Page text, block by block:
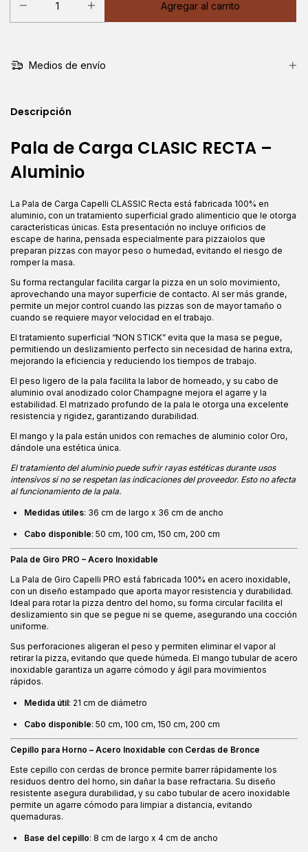
Medios de envío
Descripción
Pala de Carga CLASIC RECTA –
Aluminio
La Pala de Carga Capelli CLASSIC Recta está fabricada 100% en
aluminio, con un tratamiento superficial grado alimenticio que le otorga
características únicas. Esta presentación no incluye orificios de
escape de harina, pensada especialmente para pizzaiolos que
preparan pizzas con mayor peso o humedad, evitando el riesgo de
romper la masa.
Su forma rectangular facilita cargar la pizza en un solo movimiento,
aprovechando una mayor superficie de contacto. Al ser más grande,
permite un mejor control cuando las pizzas son de mayor tamaño o
cuando se requiere mayor velocidad en el trabajo.
El tratamiento superficial “NON STICK” evita que la masa se pegue,
permitiendo un deslizamiento perfecto sin necesidad de harina extra,
mejorando la eficiencia y reduciendo los tiempos de trabajo.
El peso ligero de la pala facilita la labor de horneado, y su cabo de
aluminio oval anodizado color Champagne mejora el agarre y la
estabilidad. El matrizado profundo de la pala le otorga una excelente
resistencia y rigidez, garantizando durabilidad.
El mango y la pala están unidos con remaches de aluminio color Oro,
dándole una estética única.
El tratamiento del aluminio puede sufrir rayas estéticas durante usos
intensivos si no se respetan las indicaciones del proveedor. Esto no afecta
al funcionamiento de la pala.
Medidas útiles: 36 cm de largo x 36 cm de ancho
Cabo disponible: 50 cm, 100 cm, 150 cm, 200 cm
Pala de Giro PRO – Acero Inoxidable
La Pala de Giro Capelli PRO está fabricada 100% en acero inoxidable,
con un diseño estampado que aporta mayor resistencia y durabilidad.
Ideal para rotar la pizza dentro del horno, su forma circular facilita el
deslizamiento sin que se pegue ni se queme, asegurando una cocción
uniforme.
Sus perforaciones aligeran el peso y permiten eliminar el vapor al
retirar la pizza, evitando que quede húmeda. El mango tubular de acero
inoxidable garantiza un agarre cómodo y ágil para movimientos
rápidos.
Medida útil: 21 cm de diámetro
Cabo disponible: 50 cm, 100 cm, 150 cm, 200 cm
Cepillo para Horno – Acero Inoxidable con Cerdas de Bronce
Este cepillo con cerdas de bronce permite barrer rápidamente los
residuos dentro del horno, sin dañar la base refractaria. Su diseño
resistente asegura durabilidad, y su cabo tubular de acero inoxidable
permite un agarre cómodo para limpiar a distancia, evitando
quemaduras.
Base del cepillo: 8 cm de largo x 4 cm de ancho